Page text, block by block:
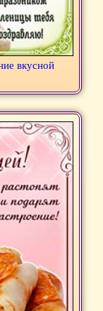
вкусной